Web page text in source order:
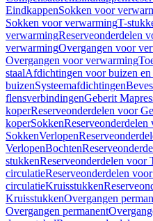
EindkappenSokken voor
Sokken voor verwarmingT-
verwarmingReserveonderdelen
verwarmingOvergangen voor
Overgangen voor verwarming
staalAfdichtingen voor buizen
buizenSysteemafdichtingen
flensverbindingenGeberit
koperReserveonderdelen voor
koperSokkenReserveonderdelen
SokkenVerlopen
VerlopenBochten
stukkenReserveonderdelen voor
circulatieReserveonderdelen
circulatieKruisstukken
KruisstukkenOvergangen
Overgangen permanent